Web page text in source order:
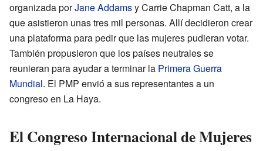
organizada porJane Addamsy Carrie Chapman Catt, a la
que asistieron unas tres mil personas. Allí decidieron crear
una plataforma para pedir que las mujeres pudieran votar.
También propusieron que los países neutrales se
reunieran para ayudar a terminar la Primera Guerra
Mundial. El PMP envió a sus representantes a un
congreso en La Haya.
El Congreso Internacional de Mujeres